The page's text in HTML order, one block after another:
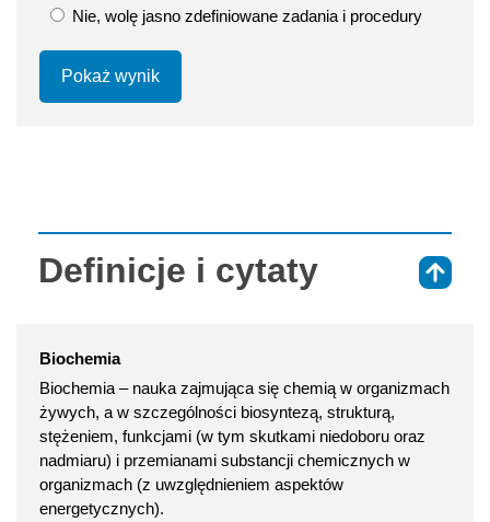
Nie, wolę jasno zdefiniowane zadania i procedury
Pokaż wynik
Definicje i cytaty
Biochemia
Biochemia – nauka zajmująca się chemią w organizmach
żywych, a w szczególności biosyntezą, strukturą,
stężeniem, funkcjami (w tym skutkami niedoboru oraz
nadmiaru) i przemianami substancji chemicznych w
organizmach (z uwzględnieniem aspektów
energetycznych).